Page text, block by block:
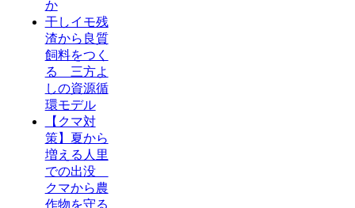
か
干しイモ残
渣から良質
飼料をつく
る 三方よ
しの資源循
環モデル
【クマ対
策】夏から
増える人里
での出没
クマから農
作物を守る